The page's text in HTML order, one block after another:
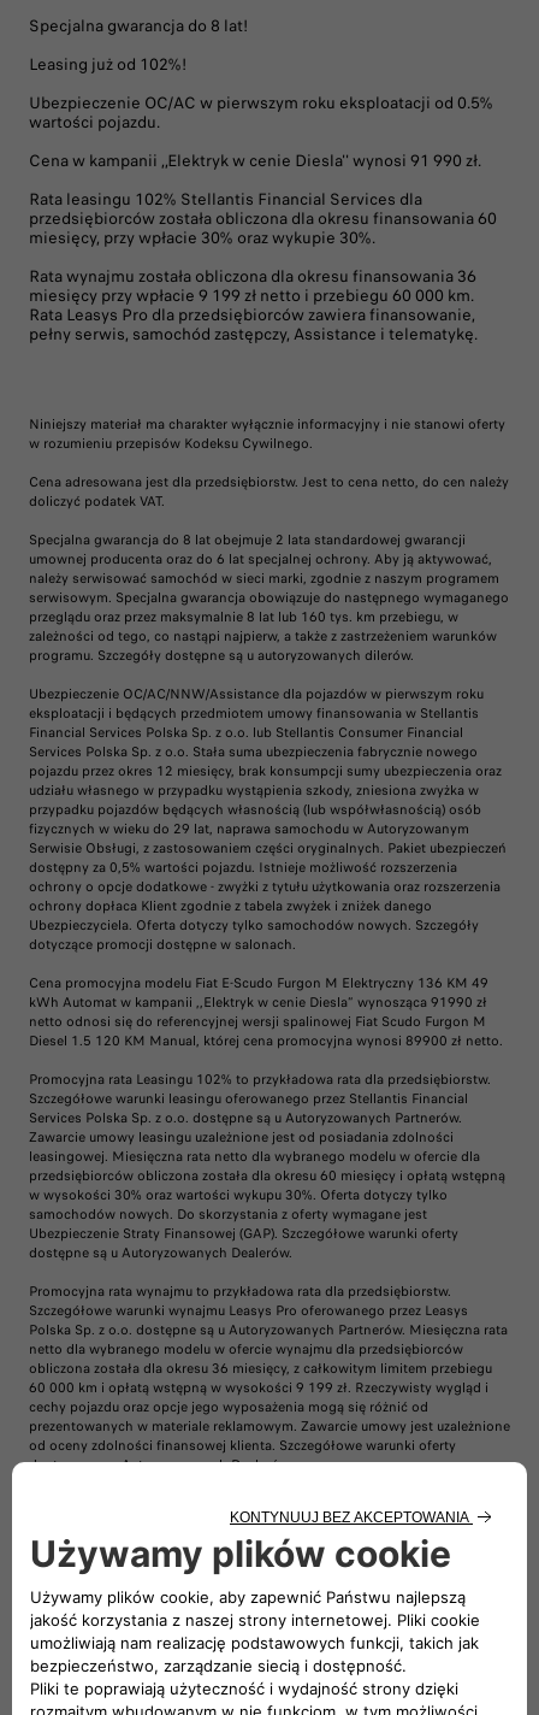
Specjalna gwarancja do 8 lat!
Leasing już od 102%!
Ubezpieczenie OC/AC w pierwszym roku eksploatacji od 0.5%
wartości pojazdu.
Cena w kampanii ,,Elektryk w cenie Diesla'' wynosi 91 990 zł.
Rata leasingu 102% Stellantis Financial Services dla
przedsiębiorców została obliczona dla okresu finansowania 60
miesięcy, przy wpłacie 30% oraz wykupie 30%.
Rata wynajmu została obliczona dla okresu finansowania 36
miesięcy przy wpłacie 9 199 zł netto i przebiegu 60 000 km.
Rata Leasys Pro dla przedsiębiorców zawiera finansowanie,
pełny serwis, samochód zastępczy, Assistance i telematykę.
Niniejszy materiał ma charakter wyłącznie informacyjny i nie stanowi oferty
w rozumieniu przepisów Kodeksu Cywilnego.
Cena adresowana jest dla przedsiębiorstw. Jest to cena netto, do cen należy
doliczyć podatek VAT.
Specjalna gwarancja do 8 lat obejmuje 2 lata standardowej gwarancji
umownej producenta oraz do 6 lat specjalnej ochrony. Aby ją aktywować,
należy serwisować samochód w sieci marki, zgodnie z naszym programem
serwisowym. Specjalna gwarancja obowiązuje do następnego wymaganego
przeglądu oraz przez maksymalnie 8 lat lub 160 tys. km przebiegu, w
zależności od tego, co nastąpi najpierw, a także z zastrzeżeniem warunków
programu. Szczegóły dostępne są u autoryzowanych dilerów.
Ubezpieczenie OC/AC/NNW/Assistance dla pojazdów w pierwszym roku
eksploatacji i będących przedmiotem umowy finansowania w Stellantis
Financial Services Polska Sp. z o.o. lub Stellantis Consumer Financial
Services Polska Sp. z o.o. Stała suma ubezpieczenia fabrycznie nowego
pojazdu przez okres 12 miesięcy, brak konsumpcji sumy ubezpieczenia oraz
udziału własnego w przypadku wystąpienia szkody, zniesiona zwyżka w
przypadku pojazdów będących własnością (lub współwłasnością) osób
fizycznych w wieku do 29 lat, naprawa samochodu w Autoryzowanym
Serwisie Obsługi, z zastosowaniem części oryginalnych. Pakiet ubezpieczeń
dostępny za 0,5% wartości pojazdu. Istnieje możliwość rozszerzenia
ochrony o opcje dodatkowe - zwyżki z tytułu użytkowania oraz rozszerzenia
ochrony dopłaca Klient zgodnie z tabela zwyżek i zniżek danego
Ubezpieczyciela. Oferta dotyczy tylko samochodów nowych. Szczegóły
dotyczące promocji dostępne w salonach.
Cena promocyjna modelu Fiat E-Scudo Furgon M Elektryczny 136 KM 49
kWh Automat w kampanii ,,Elektryk w cenie Diesla” wynosząca 91990 zł
netto odnosi się do referencyjnej wersji spalinowej Fiat Scudo Furgon M
Diesel 1.5 120 KM Manual, której cena promocyjna wynosi 89900 zł netto.
Promocyjna rata Leasingu 102% to przykładowa rata dla przedsiębiorstw.
Szczegółowe warunki leasingu oferowanego przez Stellantis Financial
Services Polska Sp. z o.o. dostępne są u Autoryzowanych Partnerów.
Zawarcie umowy leasingu uzależnione jest od posiadania zdolności
leasingowej. Miesięczna rata netto dla wybranego modelu w ofercie dla
przedsiębiorców obliczona została dla okresu 60 miesięcy i opłatą wstępną
w wysokości 30% oraz wartości wykupu 30%. Oferta dotyczy tylko
samochodów nowych. Do skorzystania z oferty wymagane jest
Ubezpieczenie Straty Finansowej (GAP). Szczegółowe warunki oferty
dostępne są u Autoryzowanych Dealerów.
Promocyjna rata wynajmu to przykładowa rata dla przedsiębiorstw.
Szczegółowe warunki wynajmu Leasys Pro oferowanego przez Leasys
Polska Sp. z o.o. dostępne są u Autoryzowanych Partnerów. Miesięczna rata
netto dla wybranego modelu w ofercie wynajmu dla przedsiębiorców
obliczona została dla okresu 36 miesięcy, z całkowitym limitem przebiegu
60 000 km i opłatą wstępną w wysokości 9 199 zł. Rzeczywisty wygląd i
cechy pojazdu oraz opcje jego wyposażenia mogą się różnić od
prezentowanych w materiale reklamowym. Zawarcie umowy jest uzależnione
od oceny zdolności finansowej klienta. Szczegółowe warunki oferty
dostępne są u Autoryzowanych Dealerów.
WLTP (światowa zharmonizowana procedura badania pojazdów lekkich), w
zależności od wersji, zgodnie z Rozporządzeniami (WE) nr 715/2007, nr
2017/1153 oraz nr 2017/1151. Podane wartości zużycia energii w cyklu
mieszanym są zgodne z procedurą badania WLTP.
Podane wartości zasięgu i zużycia energii elektrycznej w cyklu mieszanym są
zgodne z procedurą badania WLTP. Podane wartości mogą się różnić w
zależności od realnych warunków użytkowania i czynników takich jak np.:
prędkość, oczekiwany komfort termiczny w kabinie, styl jazdy, temperatura
otoczenia. Szczegółowe informacje można uzyskać u Dealerów.
Wszystkie informacje były aktualne w momencie publikacji materiału.